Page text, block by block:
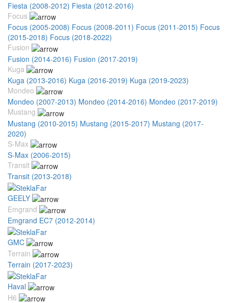
Fiesta (2008-2012) Fiesta (2012-2016)
Focus
Focus (2005-2008) Focus (2008-2011) Focus (2011-2015) Focus
(2015-2018) Focus (2018-2022)
Fusion
Fusion (2014-2016) Fusion (2017-2019)
Kuga
Kuga (2013-2016) Kuga (2016-2019) Kuga (2019-2023)
Mondeo
Mondeo (2007-2013) Mondeo (2014-2016) Mondeo (2017-2019)
Mustang
Mustang (2010-2015) Mustang (2015-2017) Mustang (2017-
2020)
S-Max
S-Max (2006-2015)
Transit
Transit (2013-2018)
GEELY
Emgrand
Emgrand EC7 (2012-2014)
GMC
Terrain
Terrain (2017-2023)
Haval
H6